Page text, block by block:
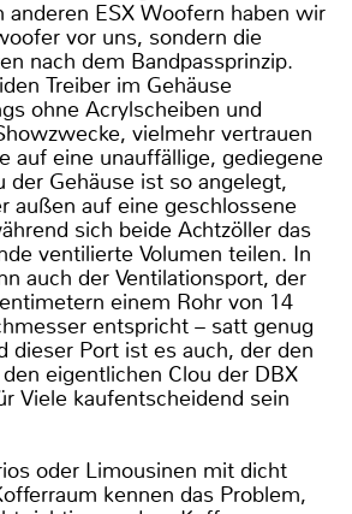
anderen ESX Woofern haben wir
vor uns, sondern die
nach dem Bandpassprinzip.
Treiber im Gehäuse
ohne Acrylscheiben und
vielmehr vertrauen
auf eine unauffällige, gediegene
der Gehäuse ist so angelegt,
außen auf eine geschlossene
sich beide Achtzöller das
ventilierte Volumen teilen. In
auch der Ventilationsport, der
einem Rohr von 14
entspricht – satt genug
dieser Port ist es auch, der den
eigentlichen Clou der DBX
Viele kaufentscheidend sein
oder Limousinen mit dicht
kennen das Problem,